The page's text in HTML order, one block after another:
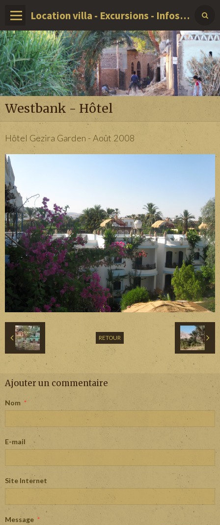
Location villa - Excursions - Infos sur LOUXOR - EGYPTE
Westbank - Hôtel
Hôtel Gezira Garden - Août 2008
RETOUR
Ajouter un commentaire
Nom
E-mail
Site Internet
Message